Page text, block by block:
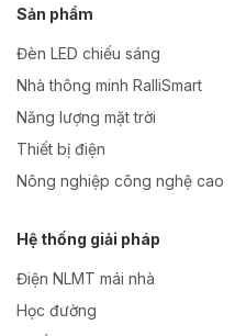
Sản phẩm
Đèn LED chiếu sáng
Nhà thông minh RalliSmart
Năng lượng mặt trời
Thiết bị điện
Nông nghiệp công nghệ cao
Hệ thống giải pháp
Điện NLMT mái nhà
Học đường